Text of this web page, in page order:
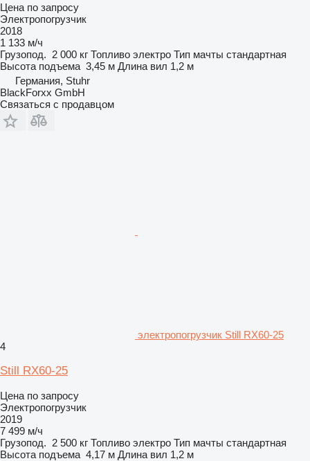
Цена по запросу
Электропогрузчик
2018
1 133 м/ч
Грузопод. 2 000 кг Топливо электро Тип мачты стандартная
Высота подъема 3,45 м Длина вил 1,2 м
Германия, Stuhr
BlackForxx GmbH
Связаться с продавцом
электропогрузчик Still RX60-25
4
Still RX60-25
Цена по запросу
Электропогрузчик
2019
7 499 м/ч
Грузопод. 2 500 кг Топливо электро Тип мачты стандартная
Высота подъема 4,17 м Длина вил 1,2 м